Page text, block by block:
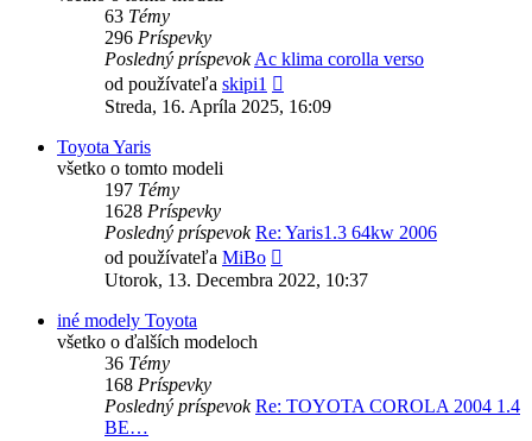
63 Témy
296 Príspevky
Posledný príspevokAc klima corolla verso
od používateľa skipi1
posledný
Streda, 16. Apríla 2025, 16:09
Toyota Yaris
všetko o tomto modeli
197 Témy
1628 Príspevky
Posledný príspevok Re: Yaris1.3 64kw 2006
od používateľa MiBo
posledný
Utorok, 13. Decembra 2022, 10:37
iné modely Toyota
všetko o ďalších modeloch
36 Témy
168 Príspevky
Posledný príspevok Re: TOYOTA COROLA 2004 1.4
BE…